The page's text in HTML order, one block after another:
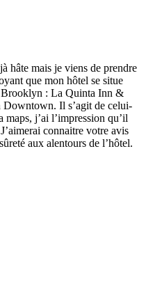
hâte mais je viens de prendre
que mon hôtel se situe
: La Quinta Inn &
Il s’agit de celui-
j’ai l’impression qu’il
connaitre votre avis
aux alentours de l’hôtel.